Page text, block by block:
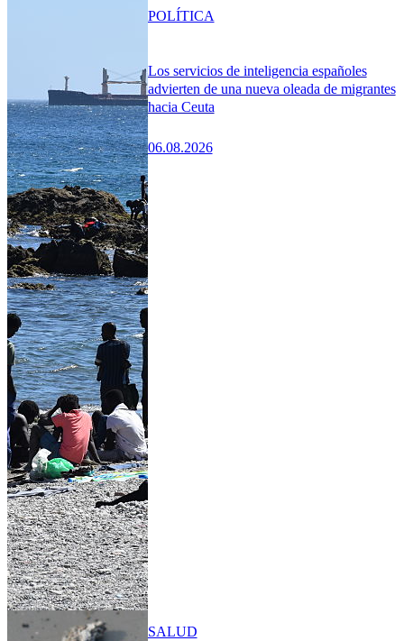
Los servicios de inteligencia españoles
advierten de una nueva oleada de migrantes
hacia Ceuta
06.08.2026
POLÍTICA
SALUD